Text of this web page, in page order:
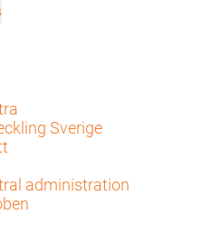
Sverige
administration